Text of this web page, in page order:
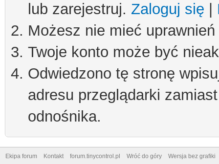
lub zarejestruj. Zaloguj się
Możesz nie mieć
Twoje konto może być
Odwiedzono tę stronę
adresu przeglądarki
odnośnika.
Ekipa forum Kontakt forum.tinycontrol.pl Wróć do góry Wersja bez grafiki